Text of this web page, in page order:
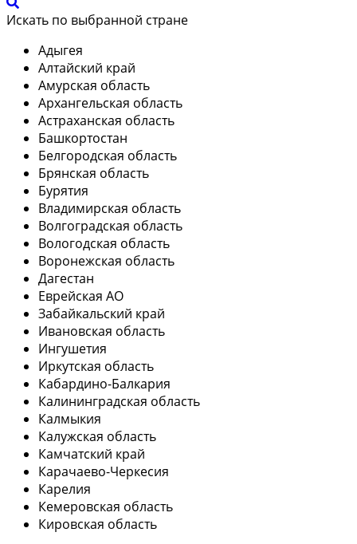
Искать по выбранной стране
Адыгея
Алтайский край
Амурская область
Архангельская область
Астраханская область
Башкортостан
Белгородская область
Брянская область
Бурятия
Владимирская область
Волгоградская область
Вологодская область
Воронежская область
Дагестан
Еврейская АО
Забайкальский край
Ивановская область
Ингушетия
Иркутская область
Кабардино-Балкария
Калининградская область
Калмыкия
Калужская область
Камчатский край
Карачаево-Черкесия
Карелия
Кемеровская область
Кировская область